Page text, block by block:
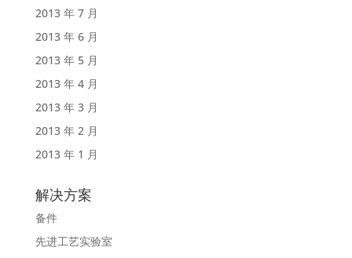
2013 年 7 月
2013 年 6 月
2013 年 5 月
2013 年 4 月
2013 年 3 月
2013 年 2 月
2013 年 1 月
解决方案
备件
先进工艺实验室